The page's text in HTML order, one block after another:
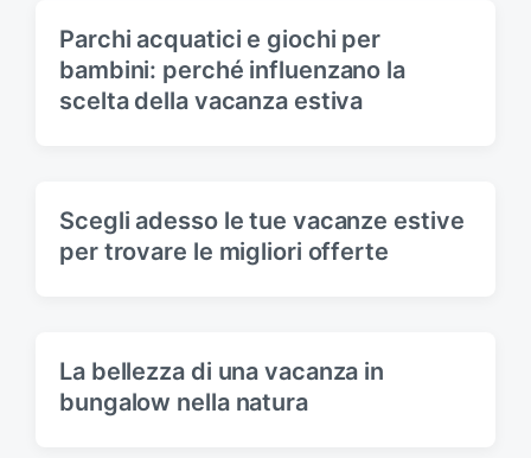
Parchi acquatici e giochi per
bambini: perché influenzano la
scelta della vacanza estiva
Scegli adesso le tue vacanze estive
per trovare le migliori offerte
La bellezza di una vacanza in
bungalow nella natura